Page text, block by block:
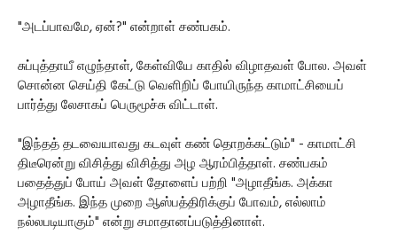
"அடப்பாவமே, ஏன்?" என்றாள் சண்பகம்.
சுப்புத்தாயீ எழுந்தாள், கேள்வியே காதில் விழாதவள் போல. அவள்
சொன்ன செய்தி கேட்டு வெளிறிப் போயிருந்த காமாட்சியைப்
பார்த்து லேசாகப் பெருமூச்சு விட்டாள்.
"இந்தத் தடவையாவது கடவுள் கண் தொறக்கட்டும்" - காமாட்சி
திடீரென்று விசித்து விசித்து அழ ஆரம்பித்தாள். சண்பகம்
பதைத்துப் போய் அவள் தோளைப் பற்றி "அழாதீங்க. அக்கா
அழாதீங்க. இந்த முறை ஆஸ்பத்திரிக்குப் போவம், எல்லாம்
நல்லபடியாகும்" என்று சமாதானப்படுத்தினாள்.